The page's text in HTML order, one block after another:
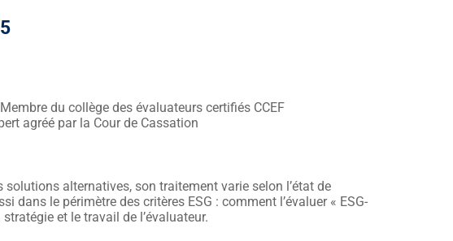
du collège des évaluateurs certifiés CCEF
agréé par la Cour de Cassation
alternatives, son traitement varie selon l’état de
dans le périmètre des critères ESG : comment l’évaluer « ESG-
et le travail de l’évaluateur.